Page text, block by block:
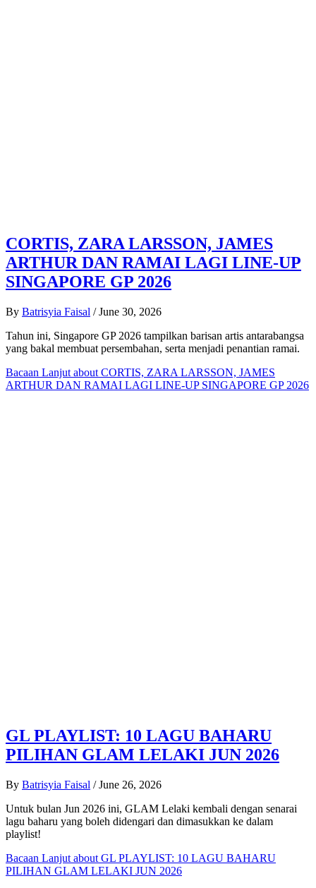
CORTIS, ZARA LARSSON, JAMES
ARTHUR DAN RAMAI LAGI LINE-UP
SINGAPORE GP 2026
By Batrisyia Faisal / June 30, 2026
Tahun ini, Singapore GP 2026 tampilkan barisan artis antarabangsa
yang bakal membuat persembahan, serta menjadi penantian ramai.
Bacaan Lanjut about CORTIS, ZARA LARSSON, JAMES
ARTHUR DAN RAMAI LAGI LINE-UP SINGAPORE GP 2026
GL PLAYLIST: 10 LAGU BAHARU
PILIHAN GLAM LELAKI JUN 2026
By Batrisyia Faisal / June 26, 2026
Untuk bulan Jun 2026 ini, GLAM Lelaki kembali dengan senarai
lagu baharu yang boleh didengari dan dimasukkan ke dalam
playlist!
Bacaan Lanjut about GL PLAYLIST: 10 LAGU BAHARU
PILIHAN GLAM LELAKI JUN 2026